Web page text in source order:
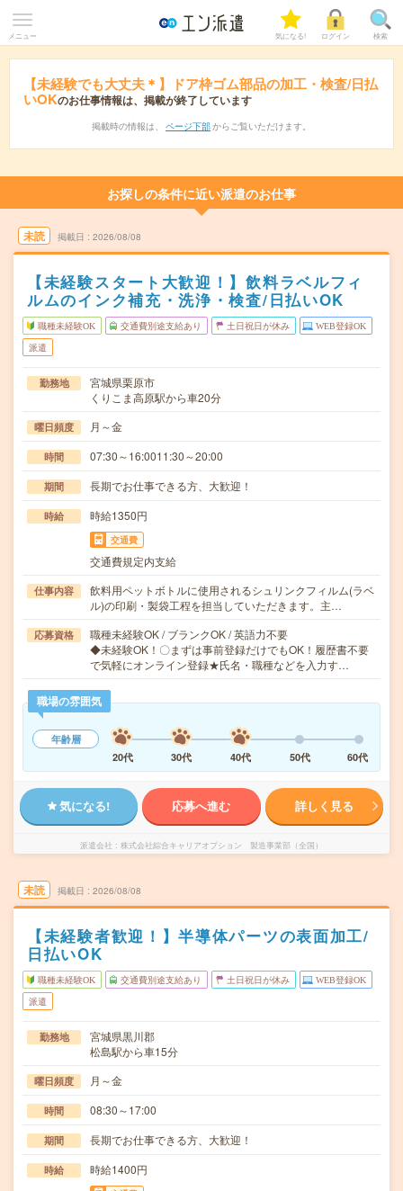
メニュー 気になる! ログイン 検索
【未経験でも大丈夫＊】ドア枠ゴム部品の加工・検査/日払
いOKのお仕事情報は、掲載が終了しています
掲載時の情報は、 ページ下部 からご覧いただけます。
お探しの条件に近い派遣のお仕事
未読 掲載日 2026/08/08
【未経験スタート大歓迎！】飲料ラベルフィ
ルムのインク補充・洗浄・検査/日払いOK
職種未経験OK 交通費別途支給あり 土日祝日が休み WEB登録OK
派遣
勤務地
宮城県栗原市
くりこま高原駅から車20分
曜日頻度 月～金
時間 07:30～16:0011:30～20:00
期間 長期でお仕事できる方、大歓迎！
時給 時給1350円
交通費
交通費規定内支給
仕事内容
飲料用ペットボトルに使用されるシュリンクフィルム(ラベ
ル)の印刷・製袋工程を担当していただきます。主…
応募資格
職種未経験OK / ブランクOK / 英語力不要
◆未経験OK！〇まずは事前登録だけでもOK！履歴書不要
で気軽にオンライン登録★氏名・職種などを入力す…
職場の雰囲気
年齢層
20代
30代 40代 50代 60代
気になる! 応募へ進む 詳しく見る
派遣会社 株式会社綜合キャリアオプション 製造事業部（全国）
未読 掲載日 2026/08/08
【未経験者歓迎！】半導体パーツの表面加工/
日払いOK
職種未経験OK 交通費別途支給あり 土日祝日が休み WEB登録OK
派遣
勤務地
宮城県黒川郡
松島駅から車15分
曜日頻度 月～金
時間 08:30～17:00
期間 長期でお仕事できる方、大歓迎！
時給 時給1400円